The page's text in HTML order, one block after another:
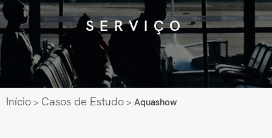
SERVIÇO
Início > Casos de Estudo > Aquashow